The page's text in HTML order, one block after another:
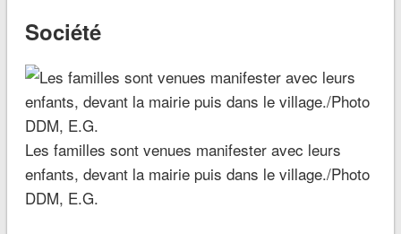
Société
Les familles sont venues manifester avec leurs
enfants, devant la mairie puis dans le village./Photo
DDM, E.G.